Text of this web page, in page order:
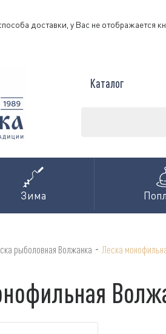
доставки, у Вас не отображается
Каталог
Зима
рыболовная Волжанка - Леска